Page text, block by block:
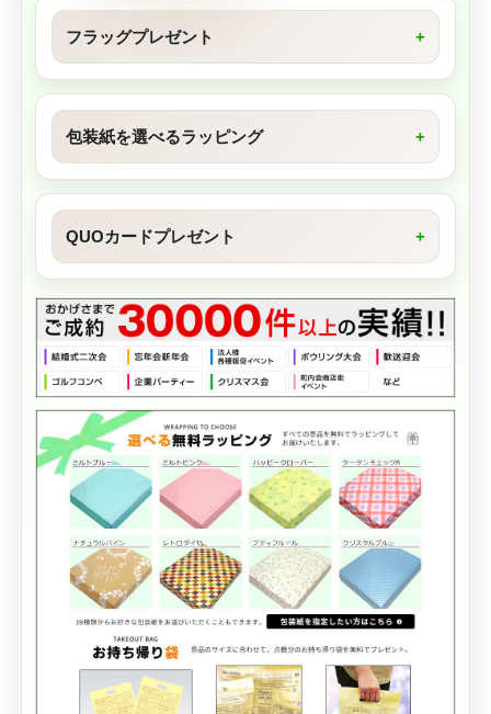
フラッグプレゼント
包装紙を選べるラッピング
QUOカードプレゼント